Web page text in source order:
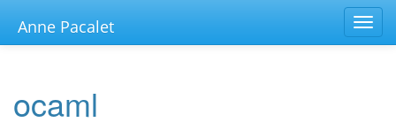
Anne Pacalet
ocaml